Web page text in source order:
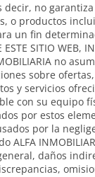
decir, no
productos
determinado.
SITIO WEB,
no
sobre
y servicios
con su
por estos
por la
ALFA
daños